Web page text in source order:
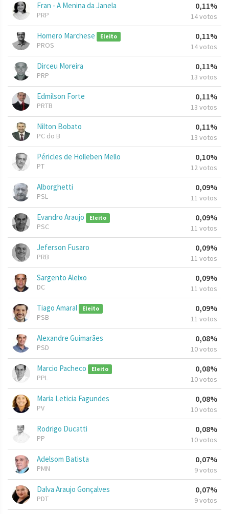
Fran - A Menina da Janela
PRP
0,11%
14 votos
Homero Marchese Eleito
PROS
0,11%
14 votos
Dirceu Moreira
PRP
0,11%
13 votos
Edmilson Forte
PRTB
0,11%
13 votos
Nilton Bobato
PC do B
0,11%
13 votos
Péricles de Holleben Mello
PT
0,10%
12 votos
Alborghetti
PSL
0,09%
11 votos
Evandro Araujo Eleito
PSC
0,09%
11 votos
Jeferson Fusaro
PRB
0,09%
11 votos
Sargento Aleixo
DC
0,09%
11 votos
Tiago Amaral Eleito
PSB
0,09%
11 votos
Alexandre Guimarães
PSD
0,08%
10 votos
Marcio Pacheco Eleito
PPL
0,08%
10 votos
Maria Leticia Fagundes
PV
0,08%
10 votos
Rodrigo Ducatti
PP
0,08%
10 votos
Adelsom Batista
PMN
0,07%
9 votos
Dalva Araujo Gonçalves
PDT
0,07%
9 votos